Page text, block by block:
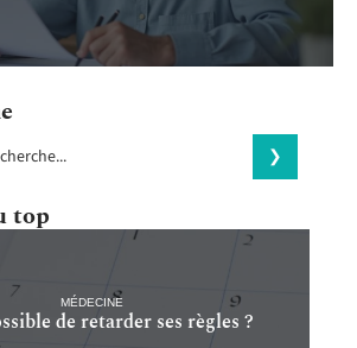
top
MÉDECINE
de retarder ses règles ?